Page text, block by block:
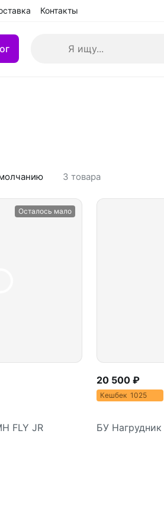
Контакты
3 товара
Осталось мало
FLY JR
20 500 ₽
Кешбек 1025
БУ Нагрудник